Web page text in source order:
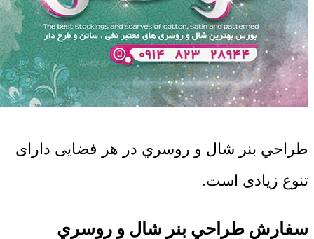
طراحي بنر شال و روسري در هر فضایی دارای
تنوع زیادی است.
سفارش طراحي بنر شال و روسري